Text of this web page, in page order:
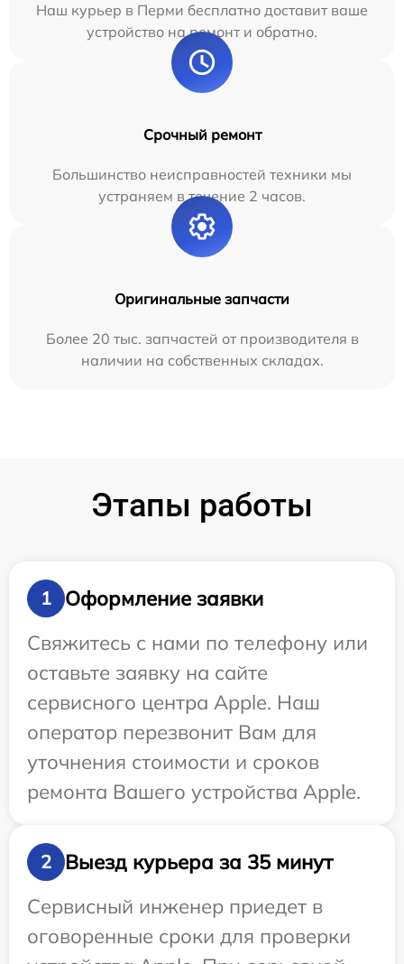
Наш курьер в Перми бесплатно доставит ваше
устройство на ремонт и обратно.
Срочный ремонт
Большинство неисправностей техники мы
устраняем в течение 2 часов.
Оригинальные запчасти
Более 20 тыс. запчастей от производителя в
наличии на собственных складах.
Этапы работы
1
Оформление заявки
Свяжитесь с нами по телефону или
оставьте заявку на сайте
сервисного центра Apple. Наш
оператор перезвонит Вам для
уточнения стоимости и сроков
ремонта Вашего устройства Apple.
2
Выезд курьера за 35 минут
Сервисный инженер приедет в
оговоренные сроки для проверки